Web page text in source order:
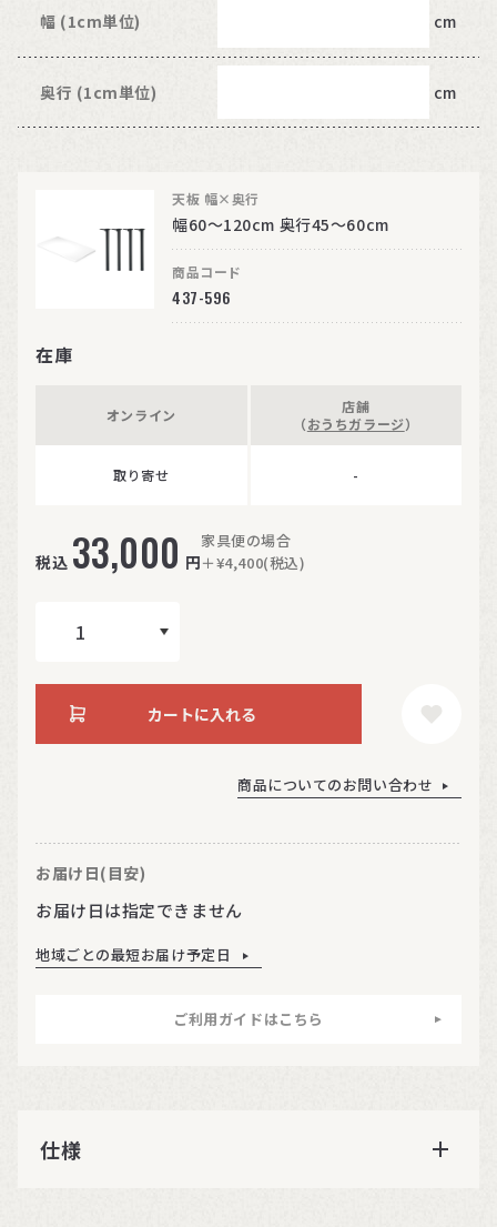
幅 (1cm単位) cm
奥行 (1cm単位) cm
天板 幅×奥行
幅60～120cm 奥行45～60cm
商品コード
437-596
在庫
オンライン
取り寄せ
店舗
（おうちガラージ）
-
税込 33,000 円
家具便の場合
＋¥4,400(税込)
カートに入れる
商品についてのお問い合わせ
お届け日(目安)
お届け日は指定できません
地域ごとの最短お届け予定日
ご利用ガイドはこちら
仕様